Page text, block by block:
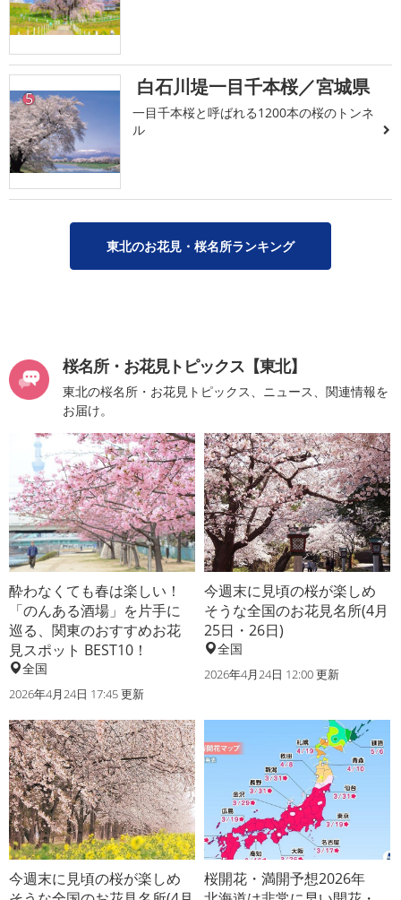
5 白石川堤一目千本桜／宮城県
一目千本桜と呼ばれる1200本の桜のトンネ
ル
東北のお花見・桜名所ランキング
桜名所・お花見トピックス【東北】
東北の桜名所・お花見トピックス、ニュース、関連情報を
お届け。
酔わなくても春は楽しい！
「のんある酒場」を片手に
巡る、関東のおすすめお花
見スポット BEST10！
全国
2026年4月24日 17:45 更新
今週末に見頃の桜が楽しめ
そうな全国のお花見名所(4月
25日・26日)
全国
2026年4月24日 12:00 更新
今週末に見頃の桜が楽しめ
桜開花・満開予想2026年